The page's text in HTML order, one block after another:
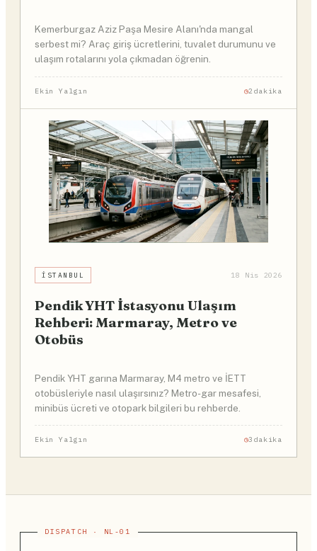
Kemerburgaz Aziz Paşa Mesire Alanı'nda mangal
serbest mi? Araç giriş ücretlerini, tuvalet durumunu ve
ulaşım rotalarını yola çıkmadan öğrenin.
Ekin Yalgın 2dakika
İSTANBUL 18 Nis 2026
Pendik YHT İstasyonu Ulaşım
Rehberi: Marmaray, Metro ve
Otobüs
Pendik YHT garına Marmaray, M4 metro ve İETT
otobüsleriyle nasıl ulaşırsınız? Metro-gar mesafesi,
minibüs ücreti ve otopark bilgileri bu rehberde.
Ekin Yalgın 3dakika